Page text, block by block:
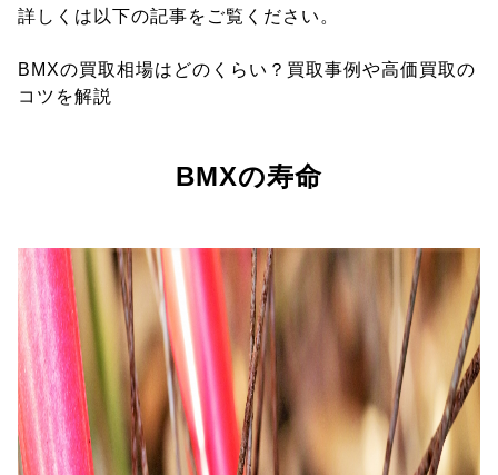
詳しくは以下の記事をご覧ください。
BMXの買取相場はどのくらい？買取事例や高価買取の
コツを解説
BMXの寿命